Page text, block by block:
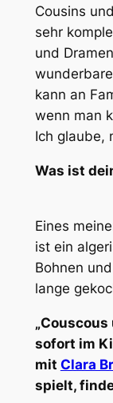
Cousins
sehr
und
kann an
wenn man
Ich glaube,
Was ist
Eines
ist ein
Bohnen
lange
sofort im
mit Clara
spielt,